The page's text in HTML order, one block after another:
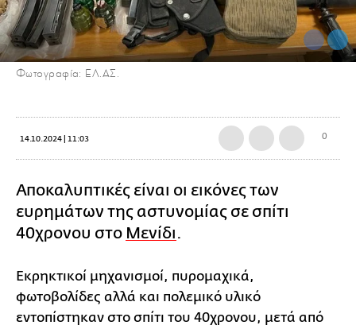
Φωτογραφία: ΕΛ.ΑΣ.
14.10.2024 | 11:03 0
Αποκαλυπτικές είναι οι εικόνες των
ευρημάτων της αστυνομίας σε σπίτι
40χρονου στο Μενίδι.
Εκρηκτικοί μηχανισμοί, πυρομαχικά,
φωτοβολίδες αλλά και πολεμικό υλικό
εντοπίστηκαν στο σπίτι του 40χρονου, μετά από